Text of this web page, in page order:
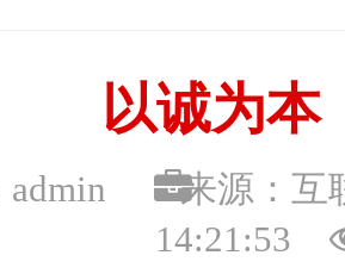
以诚为本
admin
来源：
14:21:53